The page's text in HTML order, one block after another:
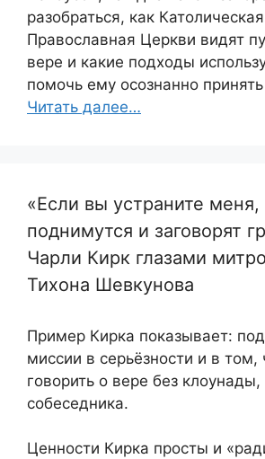
разобраться, как
Православная Церкви видят
вере и какие подходы
помочь ему осознанно
Читать далее…
«Если вы устраните меня,
поднимутся и заговорят
Чарли Кирк глазами
Тихона Шевкунова
Пример Кирка показывает:
миссии в серьёзности и в том,
говорить о вере без
собеседника.
Ценности Кирка просты и